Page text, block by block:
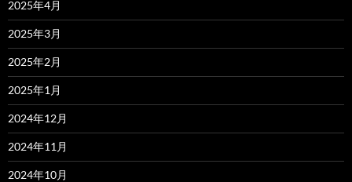
2025年4月
2025年3月
2025年2月
2025年1月
2024年12月
2024年11月
2024年10月